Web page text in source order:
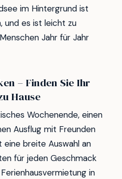
im Hintergrund ist
und es ist leicht zu
Jahr für Jahr
– Finden Sie Ihr
Hause
Wochenende, einen
Ausflug mit Freunden
breite Auswahl an
für jeden Geschmack
in